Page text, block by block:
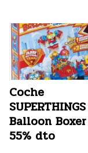
Coche
SUPERTHINGS
Balloon
55% dto